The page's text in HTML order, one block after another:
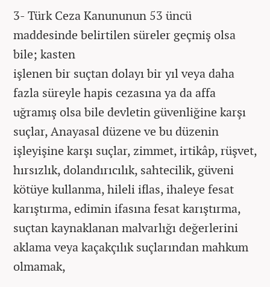
3- Türk Ceza Kanununun 53 üncü
maddesinde belirtilen süreler geçmiş olsa
bile; kasten
işlenen bir suçtan dolayı bir yıl veya daha
fazla süreyle hapis cezasına ya da affa
uğramış olsa bile devletin güvenliğine karşı
suçlar, Anayasal düzene ve bu düzenin
işleyişine karşı suçlar, zimmet, irtikâp, rüşvet,
hırsızlık, dolandırıcılık, sahtecilik, güveni
kötüye kullanma, hileli iflas, ihaleye fesat
karıştırma, edimin ifasına fesat karıştırma,
suçtan kaynaklanan malvarlığı değerlerini
aklama veya kaçakçılık suçlarından mahkum
olmamak,